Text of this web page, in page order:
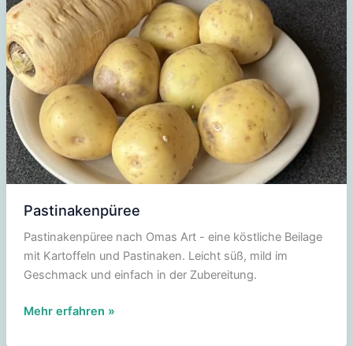
Karotten
aus
dem
Ofen
Pastinakenpüree
Pastinakenpüree nach Omas Art - eine köstliche Beilage
mit Kartoffeln und Pastinaken. Leicht süß, mild im
Geschmack und einfach in der Zubereitung.
Pastinakenpüree
Mehr erfahren »